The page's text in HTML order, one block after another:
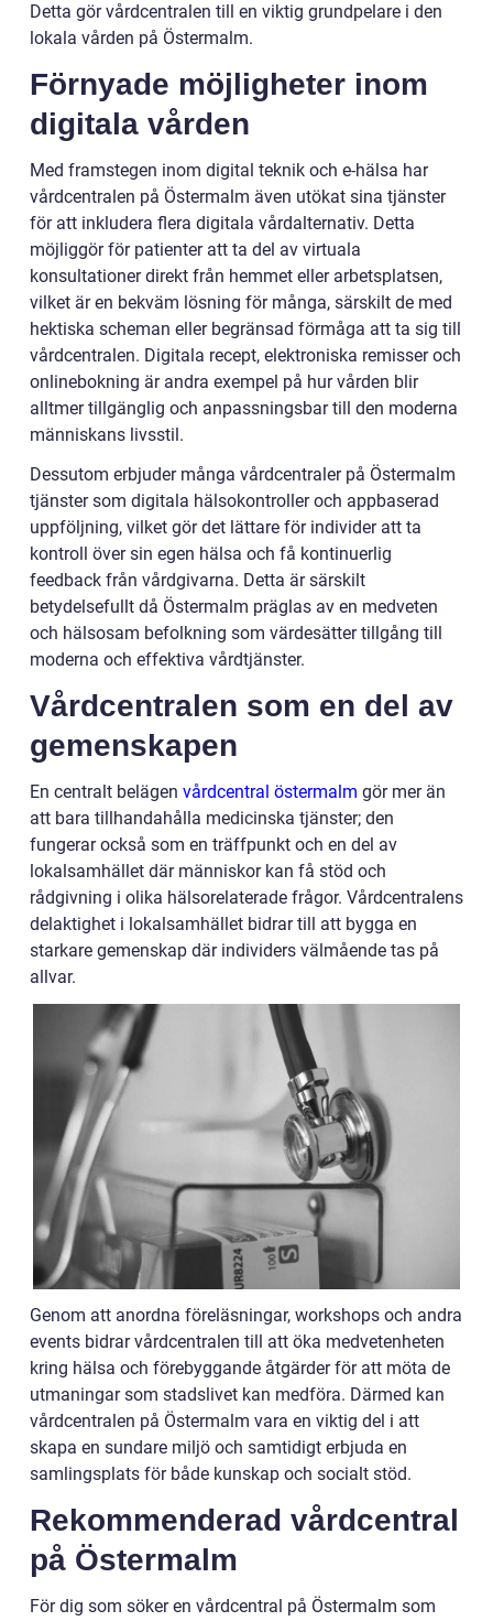
Detta gör vårdcentralen till en viktig grundpelare i den
lokala vården på Östermalm.
Förnyade möjligheter inom
digitala vården
Med framstegen inom digital teknik och e-hälsa har
vårdcentralen på Östermalm även utökat sina tjänster
för att inkludera flera digitala vårdalternativ. Detta
möjliggör för patienter att ta del av virtuala
konsultationer direkt från hemmet eller arbetsplatsen,
vilket är en bekväm lösning för många, särskilt de med
hektiska scheman eller begränsad förmåga att ta sig till
vårdcentralen. Digitala recept, elektroniska remisser och
onlinebokning är andra exempel på hur vården blir
alltmer tillgänglig och anpassningsbar till den moderna
människans livsstil.
Dessutom erbjuder många vårdcentraler på Östermalm
tjänster som digitala hälsokontroller och appbaserad
uppföljning, vilket gör det lättare för individer att ta
kontroll över sin egen hälsa och få kontinuerlig
feedback från vårdgivarna. Detta är särskilt
betydelsefullt då Östermalm präglas av en medveten
och hälsosam befolkning som värdesätter tillgång till
moderna och effektiva vårdtjänster.
Vårdcentralen som en del av
gemenskapen
En centralt belägen vårdcentral östermalm gör mer än
att bara tillhandahålla medicinska tjänster; den
fungerar också som en träffpunkt och en del av
lokalsamhället där människor kan få stöd och
rådgivning i olika hälsorelaterade frågor. Vårdcentralens
delaktighet i lokalsamhället bidrar till att bygga en
starkare gemenskap där individers välmående tas på
allvar.
Genom att anordna föreläsningar, workshops och andra
events bidrar vårdcentralen till att öka medvetenheten
kring hälsa och förebyggande åtgärder för att möta de
utmaningar som stadslivet kan medföra. Därmed kan
vårdcentralen på Östermalm vara en viktig del i att
skapa en sundare miljö och samtidigt erbjuda en
samlingsplats för både kunskap och socialt stöd.
Rekommenderad vårdcentral
på Östermalm
För dig som söker en vårdcentral på Östermalm som